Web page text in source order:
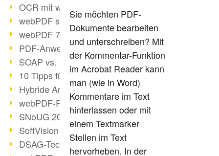
OCR mit webPDF
webPDF senkt Admin-Kosten
webPDF 7.0 Release
PDF-Anwendung für Unternehmen
SOAP vs. RESTful
10 Tipps für PDF-Arbeit
Hybride Archivierung mit PDF/A-3
webPDF-Preview für Personalakten
SNoUG 2017 Rückblick
SoftVision auf der SNoUG
DSAG-TechDays 2017 Rückblick
Sie möchten PDF-
Dokumente bearbeiten
und unterschreiben? Mit
der Kommentar-Funktion
im Acrobat Reader kann
man (wie in Word)
Kommentare im Text
hinterlassen oder mit
einem Textmarker
Stellen im Text
hervorheben. In der